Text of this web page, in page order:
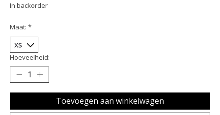
In backorder
Maat: *
Hoeveelheid:
Toevoegen aan winkelwagen